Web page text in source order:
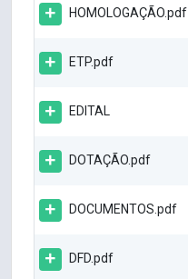
HOMOLOGAÇÃO.pdf
ETP.pdf
EDITAL
DOTAÇÃO.pdf
DOCUMENTOS.pdf
DFD.pdf